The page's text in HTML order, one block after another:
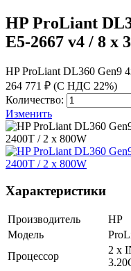
HP ProLiant
E5-2667 v4 / 8 x
HP ProLiant DL360 Gen9
264 771 ₽ (С НДС 22%)
Количество:
Изменить
Характеристики
Производитель
HP
Модель
Процессор
2 x